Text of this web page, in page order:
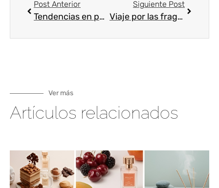
Post Anterior
Tendencias en perfumería y cosmética en 2019
Siguiente Post
Viaje por las fragancias del mundo
Ver más
Artículos relacionados